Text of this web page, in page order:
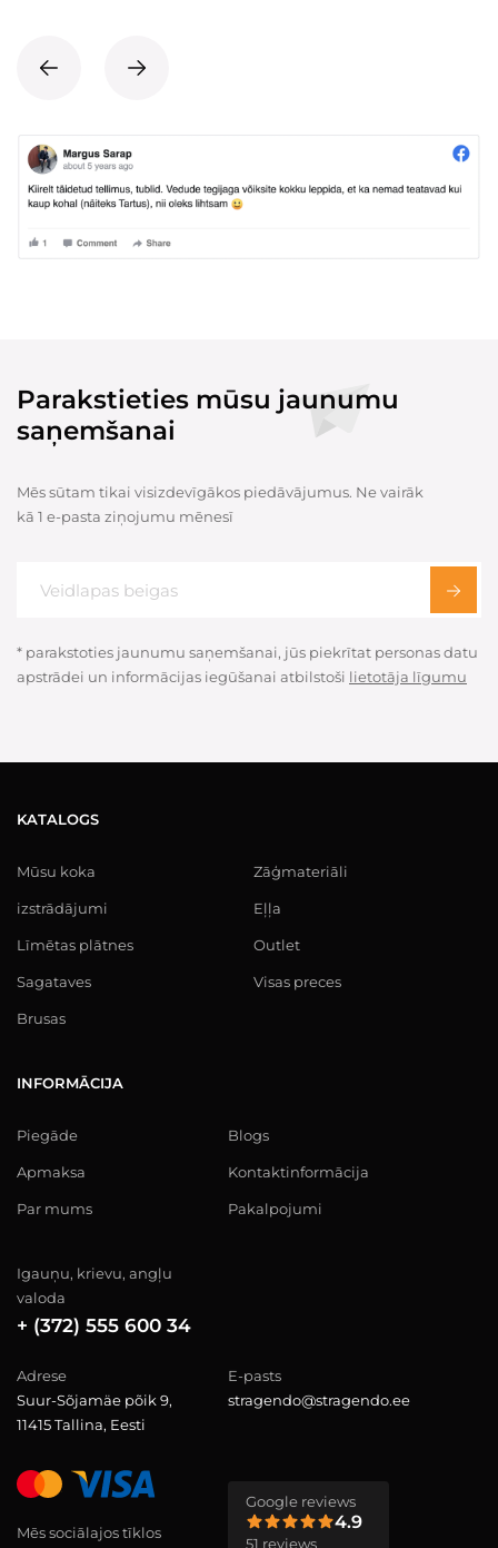
Parakstieties mūsu jaunumu
saņemšanai
Mēs sūtam tikai visizdevīgākos piedāvājumus. Ne vairāk
kā 1 e-pasta ziņojumu mēnesī
* parakstoties jaunumu saņemšanai, jūs piekrītat personas datu
apstrādei un informācijas iegūšanai atbilstoši lietotāja līgumu
KATALOGS
Mūsu koka
izstrādājumi
Līmētas plātnes
Sagataves
Brusas
Zāģmateriāli
Eļļa
Outlet
Visas preces
INFORMĀCIJA
Piegāde
Apmaksa
Par mums
Blogs
Kontaktinformācija
Pakalpojumi
Igauņu, krievu, angļu
valoda
+ (372) 555 600 34
Adrese
Suur-Sõjamäe põik 9,
11415 Tallina, Eesti
E-pasts
stragendo@stragendo.ee
Mēs sociālajos tīklos
Google reviews
4.9
51 reviews